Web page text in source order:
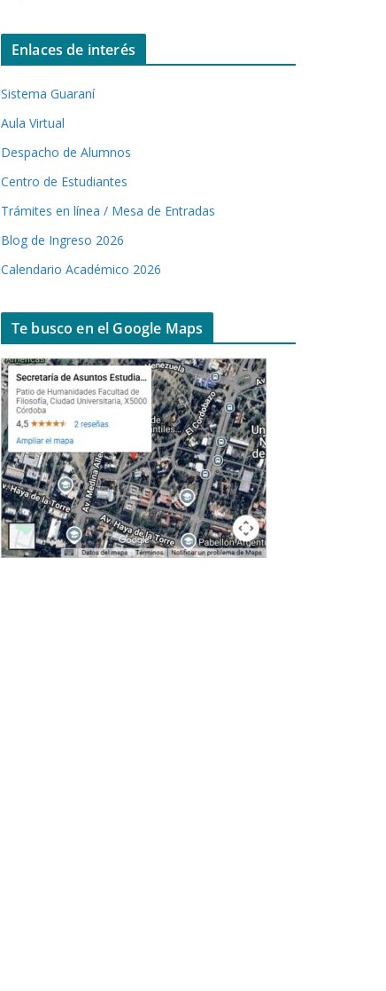
Enlaces de interés
Sistema Guaraní
Aula Virtual
Despacho de Alumnos
Centro de Estudiantes
Trámites en línea / Mesa de Entradas
Blog de Ingreso 2026
Calendario Académico 2026
Te busco en el Google Maps